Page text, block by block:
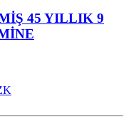
45 YILLIK 9